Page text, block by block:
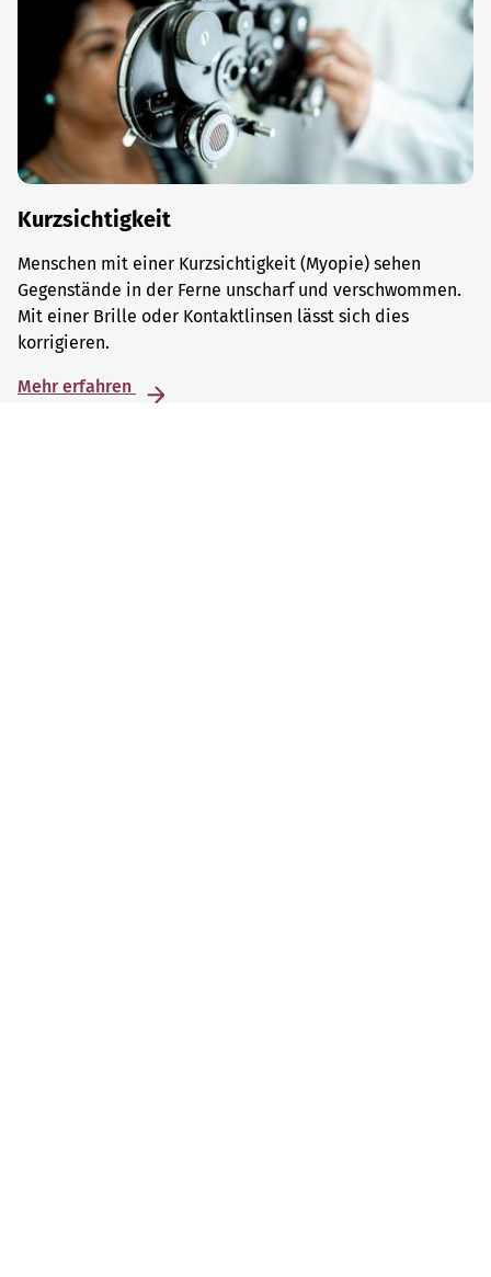
Kurzsichtigkeit
Menschen mit einer Kurzsichtigkeit (Myopie) sehen
Gegenstände in der Ferne unscharf und verschwommen.
Mit einer Brille oder Kontaktlinsen lässt sich dies
korrigieren.
Mehr erfahren